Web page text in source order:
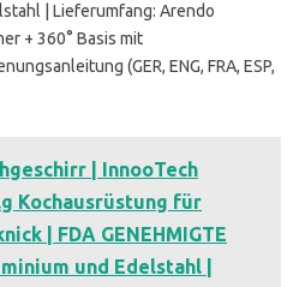
| Lieferumfang: Arendo
+ 360° Basis mit
(GER, ENG, FRA, ESP,
| InnooTech
Kochausrüstung für
| FDA GENEHMIGTE
und Edelstahl |